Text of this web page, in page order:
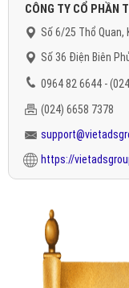
CÔNG TY CỔ PHẦN
Số 6/25 Thổ Quan,
Số 36 Điện Biên
0964 82 6644 -
(024) 6658 7378
https://